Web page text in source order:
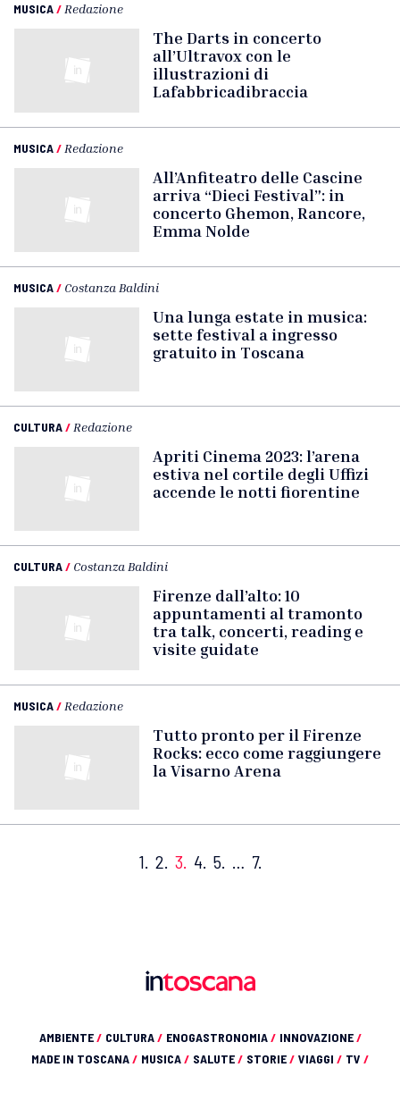
MUSICA/ Redazione
The Darts in concerto
all’Ultravox con le
illustrazioni di
Lafabbricadibraccia
MUSICA/ Redazione
All’Anfiteatro delle Cascine
arriva “Dieci Festival”: in
concerto Ghemon, Rancore,
Emma Nolde
MUSICA/ Costanza Baldini
Una lunga estate in musica:
sette festival a ingresso
gratuito in Toscana
CULTURA/ Redazione
Apriti Cinema 2023: l’arena
estiva nel cortile degli Uffizi
accende le notti fiorentine
CULTURA/ Costanza Baldini
Firenze dall’alto: 10
appuntamenti al tramonto
tra talk, concerti, reading e
visite guidate
MUSICA/ Redazione
Tutto pronto per il Firenze
Rocks: ecco come raggiungere
la Visarno Arena
1. 2. 3. 4. 5. … 7.
AMBIENTE/ CULTURA/ ENOGASTRONOMIA/ INNOVAZIONE/
MADE IN TOSCANA/ MUSICA/ SALUTE/ STORIE/ VIAGGI / TV /